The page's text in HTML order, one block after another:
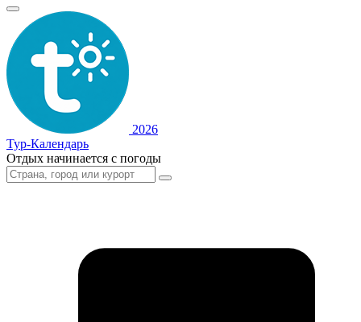
2026
Тур-Календарь
Отдых начинается с погоды